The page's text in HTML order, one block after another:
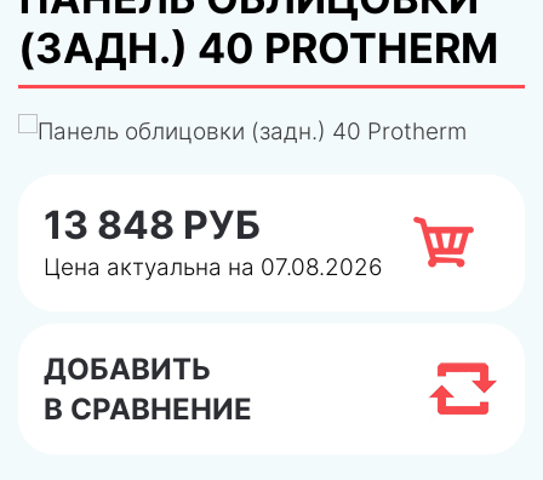
(ЗАДН.) 40 PROTHERM
13 848 РУБ
Цена актуальна на 07.08.2026
ДОБАВИТЬ
В СРАВНЕНИЕ